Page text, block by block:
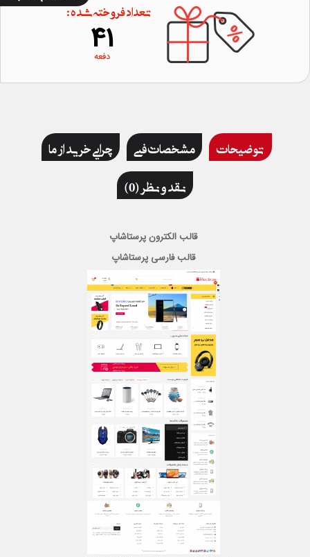
تعداد فروخته شده :
41
دفعه
توضیحات مشخصات فنی
چرایی خرید از ما
نقد و نظر (0)
قالب الکترون پرستاشاپ
قالب فارسی پرستاشاپ